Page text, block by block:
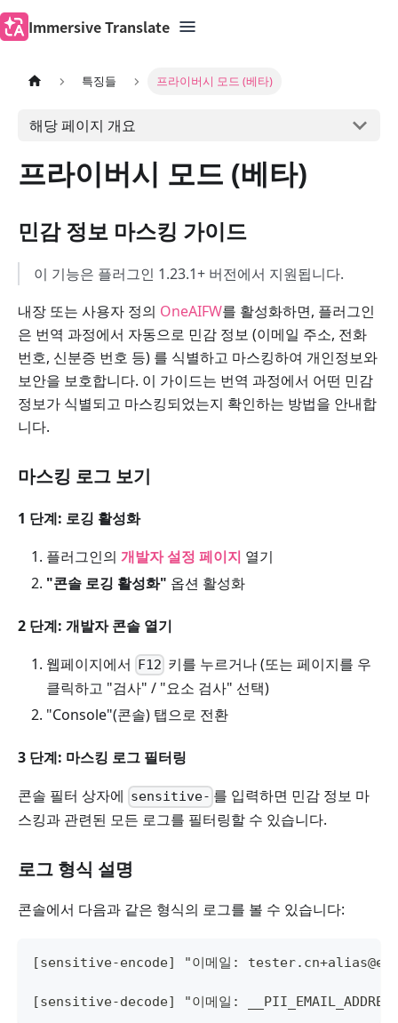
Immersive Translate
특징들 프라이버시 모드 (베타)
해당 페이지 개요
프라이버시 모드 (베타)
민감 정보 마스킹 가이드
이 기능은 플러그인 1.23.1+ 버전에서 지원됩니다.
내장 또는 사용자 정의 OneAIFW를 활성화하면, 플러그인
은 번역 과정에서 자동으로 민감 정보 (이메일 주소, 전화
번호, 신분증 번호 등) 를 식별하고 마스킹하여 개인정보와
보안을 보호합니다. 이 가이드는 번역 과정에서 어떤 민감
정보가 식별되고 마스킹되었는지 확인하는 방법을 안내합
니다.
마스킹 로그 보기
1 단계: 로깅 활성화
플러그인의 개발자 설정 페이지 열기
"콘솔 로깅 활성화" 옵션 활성화
2 단계: 개발자 콘솔 열기
웹페이지에서 F12 키를 누르거나 (또는 페이지를 우
클릭하고 "검사" / "요소 검사" 선택)
"Console"(콘솔) 탭으로 전환
3 단계: 마스킹 로그 필터링
콘솔 필터 상자에 sensitive- 를 입력하면 민감 정보 마
스킹과 관련된 모든 로그를 필터링할 수 있습니다.
로그 형식 설명
콘솔에서 다음과 같은 형식의 로그를 볼 수 있습니다:
[sensitive-encode] "이메일:
[sensitive-decode] "이메일: